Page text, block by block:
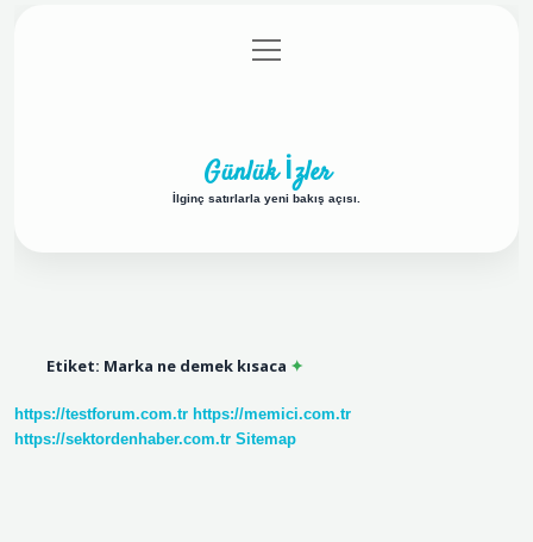
Gizlilik Politikası
menüyü
aç
Günlük İzler
İlginç satırlarla yeni bakış açısı.
Etiket: Marka ne demek kısaca
https://testforum.com.tr https://memici.com.tr
https://sektordenhaber.com.tr Sitemap